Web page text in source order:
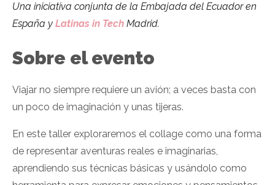
Una iniciativa conjunta de la Embajada del Ecuador en
España y Latinas in Tech Madrid.
Sobre el evento
Viajar no siempre requiere un avión; a veces basta con
un poco de imaginación y unas tijeras.
En este taller exploraremos el collage como una forma
de representar aventuras reales e imaginarias,
aprendiendo sus técnicas básicas y usándolo como